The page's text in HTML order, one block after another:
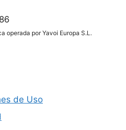
operada por Yavoi Europa S.L.
de Uso